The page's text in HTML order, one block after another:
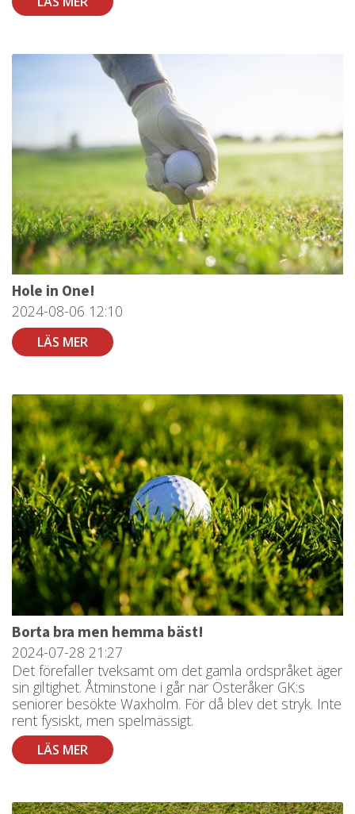
Hole in One!
2024-08-06 12:10
LÄS MER
Borta bra men hemma bäst!
2024-07-28 21:27
Det förefaller tveksamt om det gamla ordspråket äger
sin giltighet. Åtminstone i går när Österåker GK:s
seniorer besökte Waxholm. För då blev det stryk. Inte
rent fysiskt, men spelmässigt.
LÄS MER